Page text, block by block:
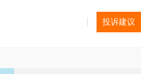
投诉建议